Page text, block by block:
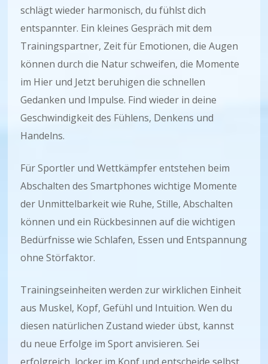
schlägt wieder harmonisch, du fühlst dich
entspannter. Ein kleines Gespräch mit dem
Trainingspartner, Zeit für Emotionen, die Augen
können durch die Natur schweifen, die Momente
im Hier und Jetzt beruhigen die schnellen
Gedanken und Impulse. Find wieder in deine
Geschwindigkeit des Fühlens, Denkens und
Handelns.
Für Sportler und Wettkämpfer entstehen beim
Abschalten des Smartphones wichtige Momente
der Unmittelbarkeit wie Ruhe, Stille, Abschalten
können und ein Rückbesinnen auf die wichtigen
Bedürfnisse wie Schlafen, Essen und Entspannung
ohne Störfaktor.
Trainingseinheiten werden zur wirklichen Einheit
aus Muskel, Kopf, Gefühl und Intuition. Wen du
diesen natürlichen Zustand wieder übst, kannst
du neue Erfolge im Sport anvisieren. Sei